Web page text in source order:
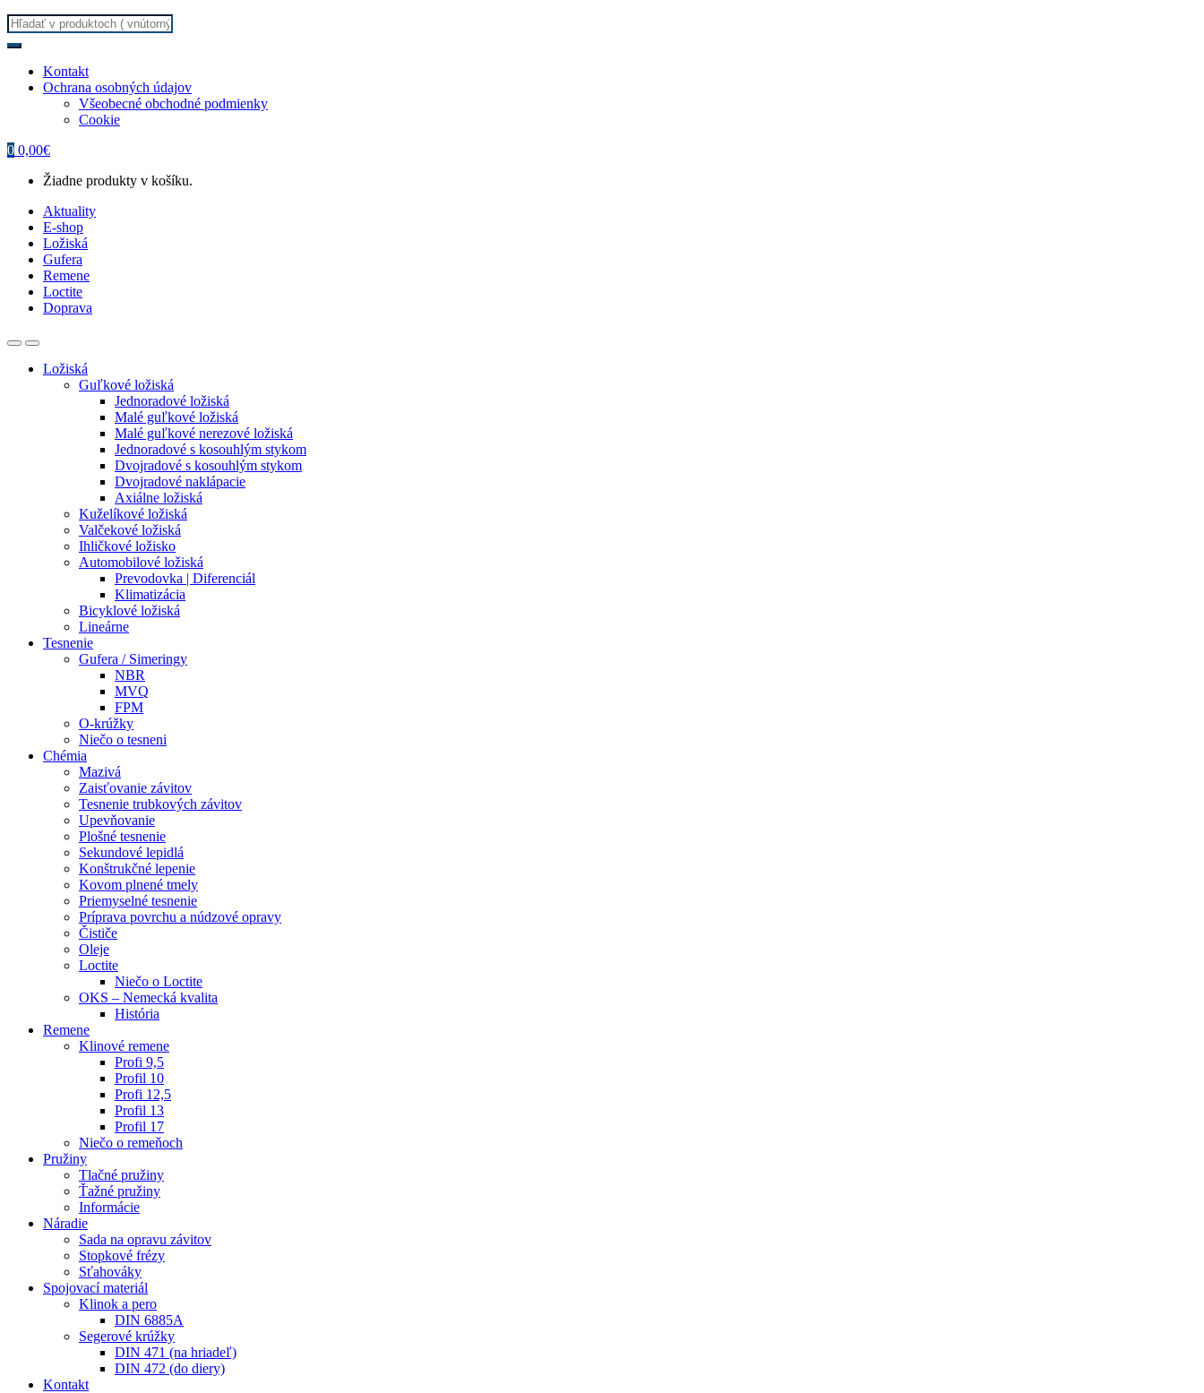
Search
for:
Kontakt
Ochrana osobných údajov
Všeobecné obchodné podmienky
Cookie
0 0,00€
Žiadne produkty v košíku.
Aktuality
E-shop
Ložiská
Gufera
Remene
Loctite
Doprava
Ložiská
Guľkové ložiská
Jednoradové ložiská
Malé guľkové ložiská
Malé guľkové nerezové ložiská
Jednoradové s kosouhlým stykom
Dvojradové s kosouhlým stykom
Dvojradové naklápacie
Axiálne ložiská
Kuželíkové ložiská
Valčekové ložiská
Ihličkové ložisko
Automobilové ložiská
Prevodovka | Diferenciál
Klimatizácia
Bicyklové ložiská
Lineárne
Tesnenie
Gufera / Simeringy
NBR
MVQ
FPM
O-krúžky
Niečo o tesneni
Chémia
Mazivá
Zaisťovanie závitov
Tesnenie trubkových závitov
Upevňovanie
Plošné tesnenie
Sekundové lepidlá
Konštrukčné lepenie
Kovom plnené tmely
Priemyselné tesnenie
Príprava povrchu a núdzové opravy
Čističe
Oleje
Loctite
Niečo o Loctite
OKS – Nemecká kvalita
História
Remene
Klinové remene
Profi 9,5
Profil 10
Profi 12,5
Profil 13
Profil 17
Niečo o remeňoch
Pružiny
Tlačné pružiny
Ťažné pružiny
Informácie
Náradie
Sada na opravu závitov
Stopkové frézy
Sťahováky
Spojovací materiál
Klinok a pero
DIN 6885A
Segerové krúžky
DIN 471 (na hriadeľ)
DIN 472 (do diery)
Kontakt